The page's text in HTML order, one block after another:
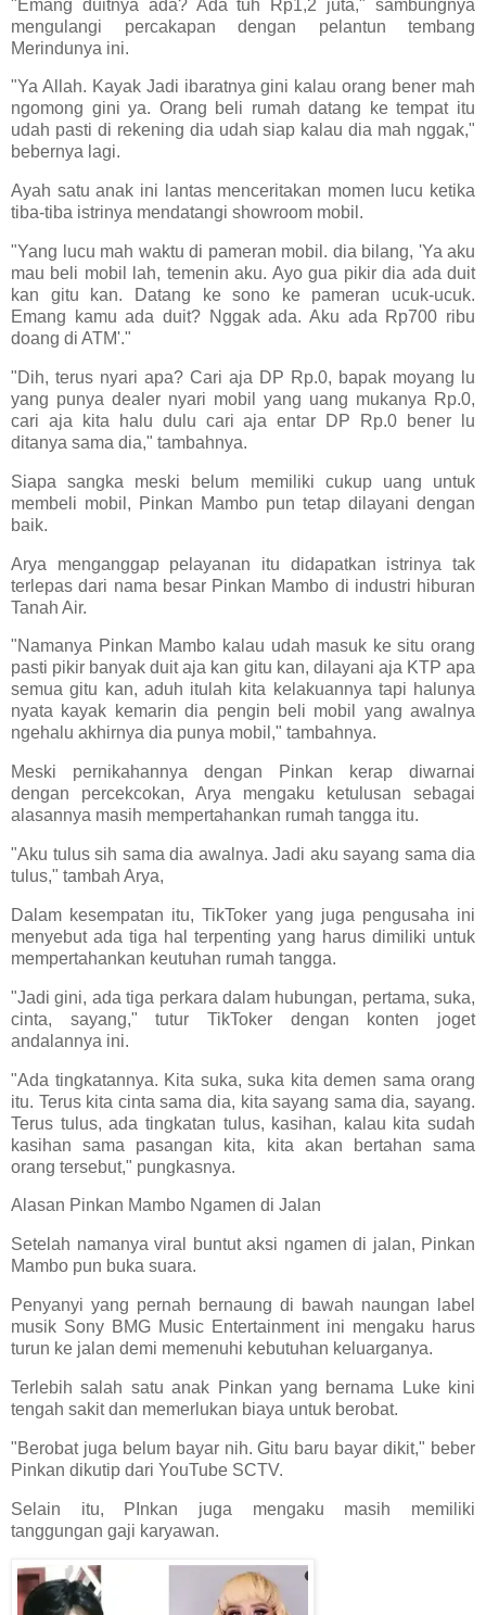
"Emang duitnya ada? Ada tuh Rp1,2 juta," sambungnya
mengulangi percakapan dengan pelantun tembang
Merindunya ini.
"Ya Allah. Kayak Jadi ibaratnya gini kalau orang bener mah
ngomong gini ya. Orang beli rumah datang ke tempat itu
udah pasti di rekening dia udah siap kalau dia mah nggak,"
bebernya lagi.
Ayah satu anak ini lantas menceritakan momen lucu ketika
tiba-tiba istrinya mendatangi showroom mobil.
"Yang lucu mah waktu di pameran mobil. dia bilang, 'Ya aku
mau beli mobil lah, temenin aku. Ayo gua pikir dia ada duit
kan gitu kan. Datang ke sono ke pameran ucuk-ucuk.
Emang kamu ada duit? Nggak ada. Aku ada Rp700 ribu
doang di ATM'."
"Dih, terus nyari apa? Cari aja DP Rp.0, bapak moyang lu
yang punya dealer nyari mobil yang uang mukanya Rp.0,
cari aja kita halu dulu cari aja entar DP Rp.0 bener lu
ditanya sama dia," tambahnya.
Siapa sangka meski belum memiliki cukup uang untuk
membeli mobil, Pinkan Mambo pun tetap dilayani dengan
baik.
Arya menganggap pelayanan itu didapatkan istrinya tak
terlepas dari nama besar Pinkan Mambo di industri hiburan
Tanah Air.
"Namanya Pinkan Mambo kalau udah masuk ke situ orang
pasti pikir banyak duit aja kan gitu kan, dilayani aja KTP apa
semua gitu kan, aduh itulah kita kelakuannya tapi halunya
nyata kayak kemarin dia pengin beli mobil yang awalnya
ngehalu akhirnya dia punya mobil," tambahnya.
Meski pernikahannya dengan Pinkan kerap diwarnai
dengan percekcokan, Arya mengaku ketulusan sebagai
alasannya masih mempertahankan rumah tangga itu.
"Aku tulus sih sama dia awalnya. Jadi aku sayang sama dia
tulus," tambah Arya,
Dalam kesempatan itu, TikToker yang juga pengusaha ini
menyebut ada tiga hal terpenting yang harus dimiliki untuk
mempertahankan keutuhan rumah tangga.
"Jadi gini, ada tiga perkara dalam hubungan, pertama, suka,
cinta, sayang," tutur TikToker dengan konten joget
andalannya ini.
"Ada tingkatannya. Kita suka, suka kita demen sama orang
itu. Terus kita cinta sama dia, kita sayang sama dia, sayang.
Terus tulus, ada tingkatan tulus, kasihan, kalau kita sudah
kasihan sama pasangan kita, kita akan bertahan sama
orang tersebut," pungkasnya.
Alasan Pinkan Mambo Ngamen di Jalan
Setelah namanya viral buntut aksi ngamen di jalan, Pinkan
Mambo pun buka suara.
Penyanyi yang pernah bernaung di bawah naungan label
musik Sony BMG Music Entertainment ini mengaku harus
turun ke jalan demi memenuhi kebutuhan keluarganya.
Terlebih salah satu anak Pinkan yang bernama Luke kini
tengah sakit dan memerlukan biaya untuk berobat.
"Berobat juga belum bayar nih. Gitu baru bayar dikit," beber
Pinkan dikutip dari YouTube SCTV.
Selain itu, PInkan juga mengaku masih memiliki
tanggungan gaji karyawan.